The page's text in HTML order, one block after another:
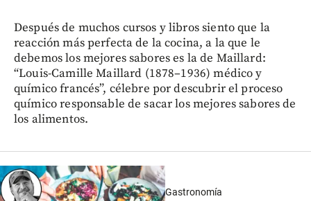
Después de muchos cursos y libros siento que la
reacción más perfecta de la cocina, a la que le
debemos los mejores sabores es la de Maillard:
“Louis-Camille Maillard (1878–1936) médico y
químico francés”, célebre por descubrir el proceso
químico responsable de sacar los mejores sabores de
los alimentos.
Gastronomía